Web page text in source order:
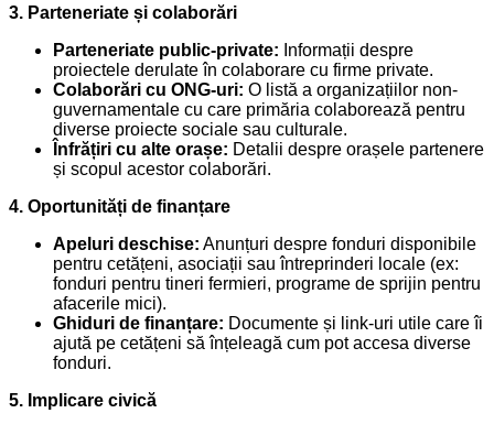
3. Parteneriate și colaborări
Parteneriate public-private: Informații despre
proiectele derulate în colaborare cu firme private.
Colaborări cu ONG-uri: O listă a organizațiilor non-
guvernamentale cu care primăria colaborează pentru
diverse proiecte sociale sau culturale.
Înfrățiri cu alte orașe: Detalii despre orașele partenere
și scopul acestor colaborări.
4. Oportunități de finanțare
Apeluri deschise: Anunțuri despre fonduri disponibile
pentru cetățeni, asociații sau întreprinderi locale (ex:
fonduri pentru tineri fermieri, programe de sprijin pentru
afacerile mici).
Ghiduri de finanțare: Documente și link-uri utile care îi
ajută pe cetățeni să înțeleagă cum pot accesa diverse
fonduri.
5. Implicare civică